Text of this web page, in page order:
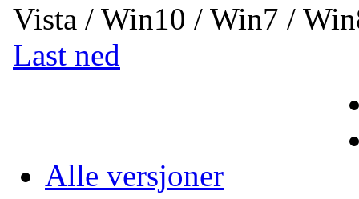
Vista / Win10 / Win7 /
Last ned
Alle versjoner